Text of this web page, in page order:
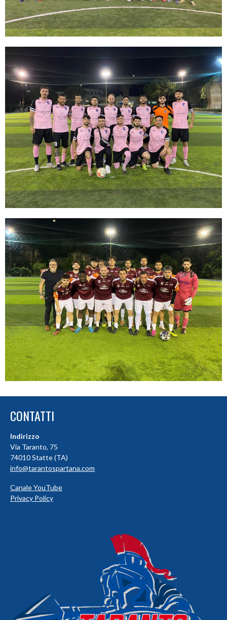
CONTATTI
Indirizzo
Via Taranto, 75
74010 Statte (TA)
info@tarantospartana.com
Canale YouTube
Privacy Policy